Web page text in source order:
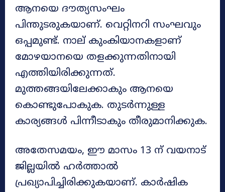
ആനയെ ദൗത്യസംഘം
പിന്തുടരുകയാണ്. വെറ്റിനറി സംഘവും
ഒപ്പമുണ്ട്. നാല് കുംകിയാനകളാണ്
മോഴയാനയെ തളക്കുന്നതിനായി
എത്തിയിരിക്കുന്നത്.
മുത്തങ്ങയിലേക്കാകും ആനയെ
കൊണ്ടുപോകുക. തുടര്‍ന്നുള്ള
കാര്യങ്ങള്‍ പിന്നീടാകും തീരുമാനിക്കുക.
അതേസമയം, ഈ മാസം 13 ന് വയനാട്
ജില്ലയിൽ ഹർത്താൽ
പ്രഖ്യാപിച്ചിരിക്കുകയാണ്. കാർഷിക